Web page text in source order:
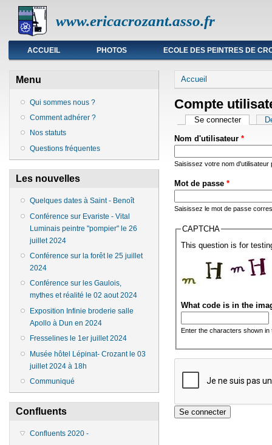
www.ericacrozant.asso.fr
Menu principal
ACCUEIL PHOTOS ECOLE DES PEINTRES DE
Menu
Qui sommes nous ?
Comment adhérer ?
Nos statuts
Questions fréquentes
Les nouvelles
Quelques dates à Saint - Benoît
Conférence sur Evariste - Vital
Luminais peintre "pompier" le 26
juillet 2024
Conférence sur la forêt le 25 juillet
2024
Conférence sur les Gaulois,
mythes et réalité le 02 aout 2024
Exposition Infinie broderie salle
Apollo à Dun en 2024
Fresselines le 1er juillet 2024
Musée hôtel Lépinat- Crozant le 03
juillet 2024 à 18h
Communiqué
Confluents
Confluents 2020 -
Vous êtes ici
Accueil
Compte
Onglets
Se connecter(onglet
Nom d'utilisateur *
Saisissez votre nom
Mot de passe *
Saisissez le mot de passe
CAPTCHA
This question is for
What code is in the
Enter the characters shown in